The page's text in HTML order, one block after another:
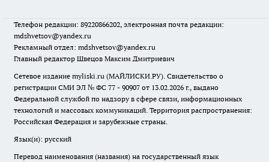
Телефон редакции: 89220866202, электронная почта редакции:
mdshvetsov@yandex.ru
Рекламный отдел: mdshvetsov@yandex.ru
Главный редактор Швецов Максим Дмитриевич
Сетевое издание myliski.ru (МАЙЛИСКИ.РУ). Свидетельство о
регистрации СМИ ЭЛ № ФС 77 - 90907 от 13.02.2026 г., выдано
Федеральной службой по надзору в сфере связи, информационных
технологий и массовых коммуникаций. Территория распространения:
Российская Федерация и зарубежные страны.
Язык(и): русский
Перевод наименования (названия) на государственный язык